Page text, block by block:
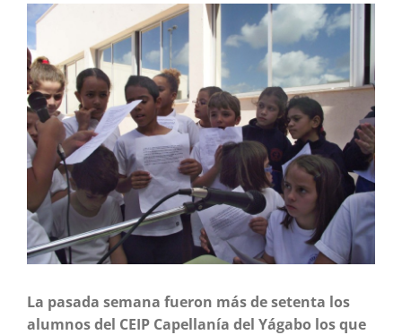
Ver
más
grande
La pasada semana fueron más de setenta los
alumnos del CEIP Capellanía del Yágabo los que